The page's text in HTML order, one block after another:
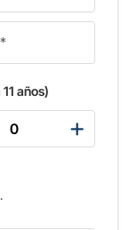
escapada
años)